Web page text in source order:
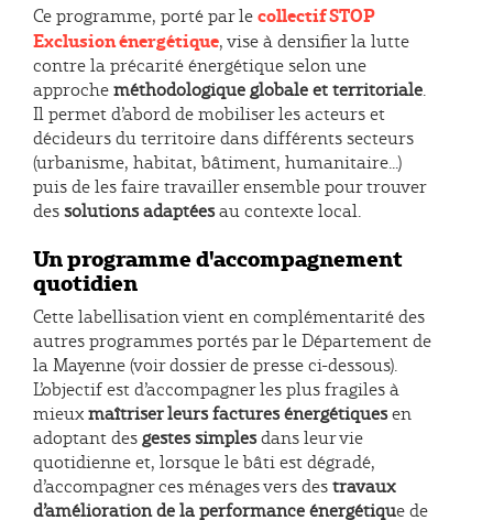
Ce programme, porté par lecollectif STOP
Exclusion énergétique, vise à densifier la lutte
contre la précarité énergétique selon une
approcheméthodologique globale et territoriale.
Il permet d’abord de mobiliser les acteurs et
décideurs du territoire dans différents secteurs
(urbanisme, habitat, bâtiment, humanitaire...)
puis de les faire travailler ensemble pour trouver
dessolutions adaptéesau contexte local.
Un programme d'accompagnement
quotidien
Cette labellisation vient en complémentarité des
autres programmes portés par le Département de
la Mayenne (voir dossier de presse ci-dessous).
L’objectif est d’accompagner les plus fragiles à
mieuxmaîtriser leurs factures énergétiquesen
adoptant desgestes simplesdans leur vie
quotidienne et, lorsque le bâti est dégradé,
d’accompagner ces ménages vers destravaux
d’amélioration de la performance énergétique de